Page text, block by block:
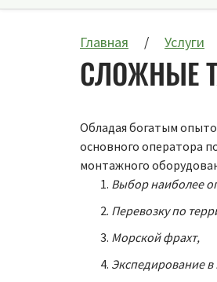
Главная Услуги
СЛОЖНЫЕ
Обладая богатым
основного оператора
монтажного
Выбор наиболее
Перевозку по
Морской фрахт,
Экспедирование в